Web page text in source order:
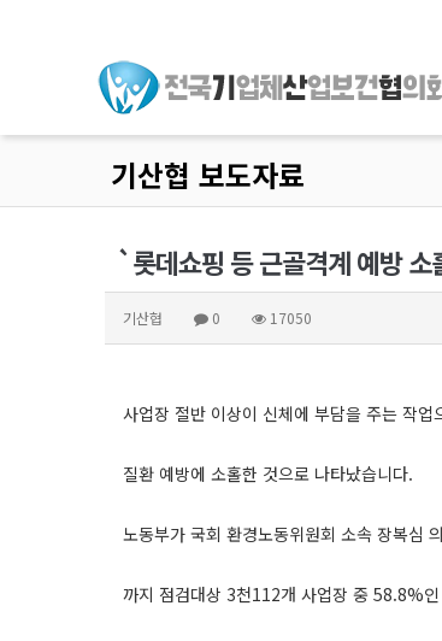
기산협 보도자료
`롯데쇼핑 등 근골격계 예방 소
기산협 0 17050
사업장 절반 이상이 신체에 부담을 주는 작
질환 예방에 소홀한 것으로 나타났습니다.
노동부가 국회 환경노동위원회 소속 장복심
까지 점검대상 3천112개 사업장 중 58.8%